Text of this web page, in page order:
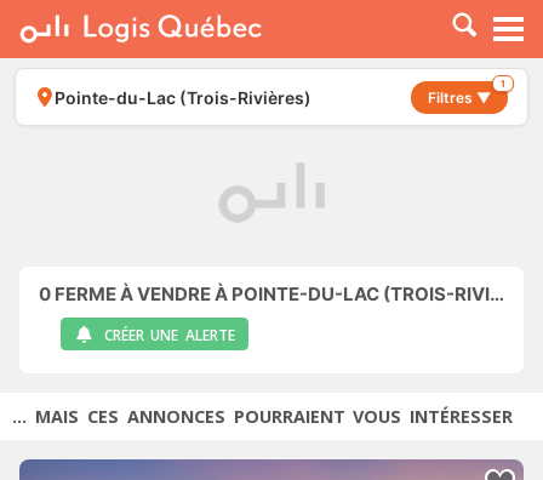
À LOUER
À VENDRE
PLACER UNE ANNONCE
Pointe-du-Lac (Trois-Rivières) Filtres ▼
1
0 FERME À VENDRE À POINTE-DU-LAC (TROIS-RIVIÈRES)
CRÉER UNE ALERTE
... MAIS CES ANNONCES POURRAIENT VOUS INTÉRESSER